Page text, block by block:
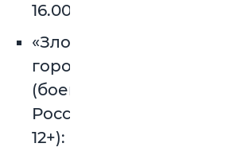
16.00.
«Злой
город»
(боевик,
Россия,
12+):